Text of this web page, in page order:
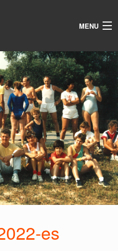
MENU
es